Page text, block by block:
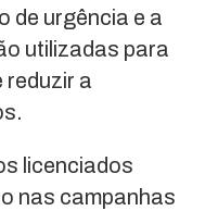
de urgência e a
utilizadas para
reduzir a
licenciados
nas campanhas